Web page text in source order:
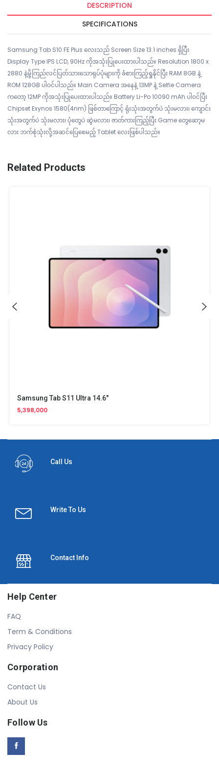
DESCRIPTION
SPECIFICATIONS
Samsung Tab S10 FE Plus လေးသည် Screen Size 13.1 inches ရှိပြီး
Display Type IPS LCD, 90Hz ကိုအသုံးပြုပေးထားပါသည်။ Resolution 1800 x
2880 နဲ့မို့ကြည်လင်ပြတ်သားသောရုပ်ပုံများကို ခံစားကြည့်ရှုနိုင်ပြီး RAM 8GB နဲ့
ROM 128GB ပါဝင်ပါသည်။ Main Camera အနေနဲ့ 13MP နဲ့ Selfie Camera
ကတော့ 12MP ကိုအသုံးပြုပေးထားပါသည်။ Battery Li-Po 10090 mAh ပါဝင်ပြီး
Chipset Exynos 1580(4nm) ဖြစ်တာကြောင့် ရုံးသုံးအတွက်ပဲ သုံးမလား၊ ကျောင်း
သုံးအတွက်ပဲ သုံးမလား၊ ပုံတွေပဲ ဆွဲမလား၊ ဇာတ်ကားကြည့်ပြီး Game တွေဆော့မ
လား ဘက်စုံသုံးလို့အဆင်ပြေစေမည့် Tablet လေးဖြစ်ပါသည်။
Related Products
Samsung Tab S11 Ultra 14.6"
5,398,000
Call Us
Write To Us
Contact Info
Help Center
FAQ
Term & Conditions
Privacy Policy
Corporation
Contact Us
About Us
Follow Us